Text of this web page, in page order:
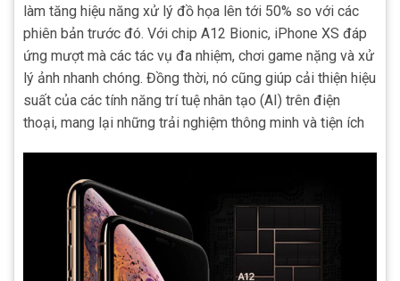
làm tăng hiệu năng xử lý đồ họa lên tới 50% so với các
phiên bản trước đó. Với chip A12 Bionic, iPhone XS đáp
ứng mượt mà các tác vụ đa nhiệm, chơi game nặng và xử
lý ảnh nhanh chóng. Đồng thời, nó cũng giúp cải thiện hiệu
suất của các tính năng trí tuệ nhân tạo (AI) trên điện
thoại, mang lại những trải nghiệm thông minh và tiện ích